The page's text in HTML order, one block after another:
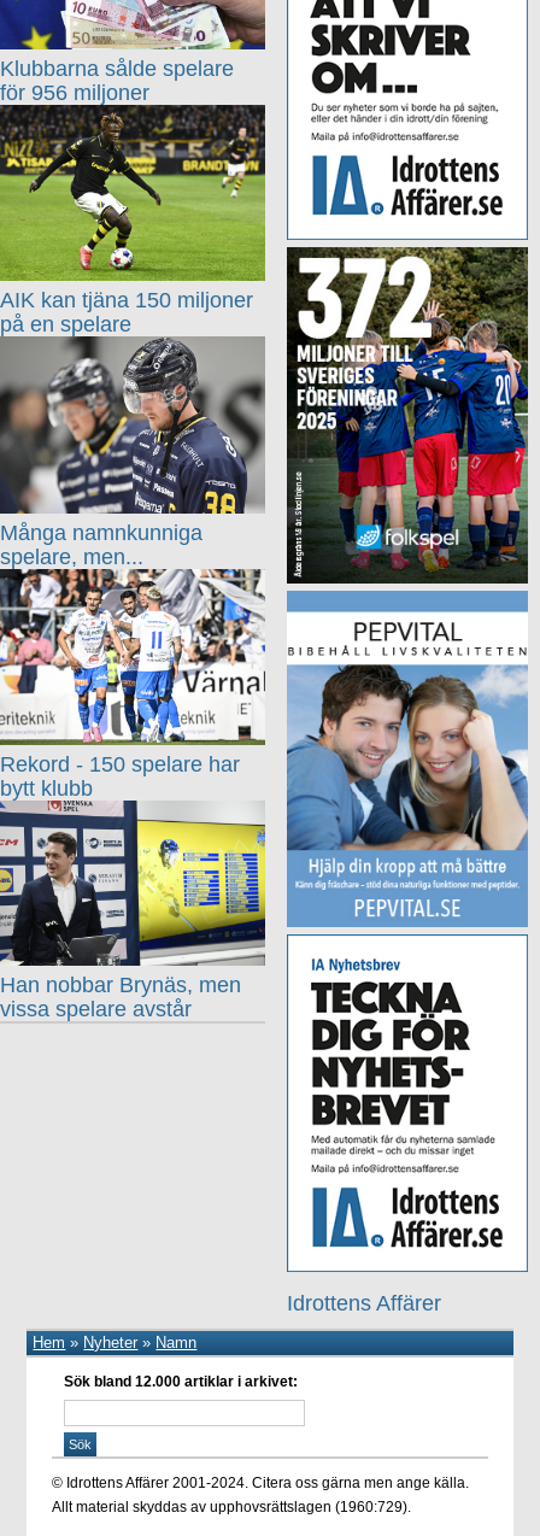
Idrottens Affärer
Klubbarna sålde spelare
för 956 miljoner
AIK kan tjäna 150 miljoner
på en spelare
Många namnkunniga
spelare, men...
Rekord - 150 spelare har
bytt klubb
Han nobbar Brynäs, men
vissa spelare avstår
Hem » Nyheter» Namn
Sök bland 12.000 artiklar i arkivet:
© Idrottens Affärer 2001-2024. Citera oss gärna men ange källa.
Allt material skyddas av upphovsrättslagen (1960:729).